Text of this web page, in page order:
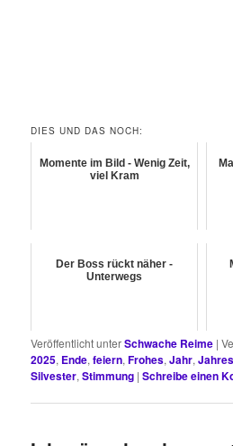
DIES UND DAS NOCH:
Momente im Bild - Wenig Zeit,
viel Kram
Der Boss rückt näher -
Unterwegs
Veröffentlicht unterSchwache Reime |
2025, Ende,feiern,Frohes,Jahr,
Silvester,Stimmung |Schreibe einen